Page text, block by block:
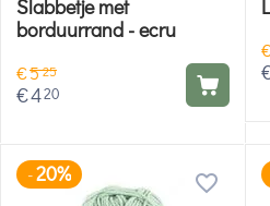
Slabbetje met
borduurrand - ecru
€525
€420
-20%